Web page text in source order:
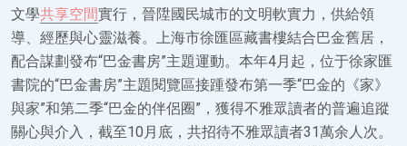
文學共享空間實行，晉陞國民城市的文明軟實力，供給領
導、經歷與心靈滋養。上海市徐匯區藏書樓結合巴金舊居，
配合謀劃發布“巴金書房”主題運動。本年4月起，位于徐家匯
書院的“巴金書房”主題閱覽區接踵發布第一季“巴金的《家》
與家”和第二季“巴金的伴侶圈”，獲得不雅眾讀者的普遍追蹤
關心與介入，截至10月底，共招待不雅眾讀者31萬余人次。